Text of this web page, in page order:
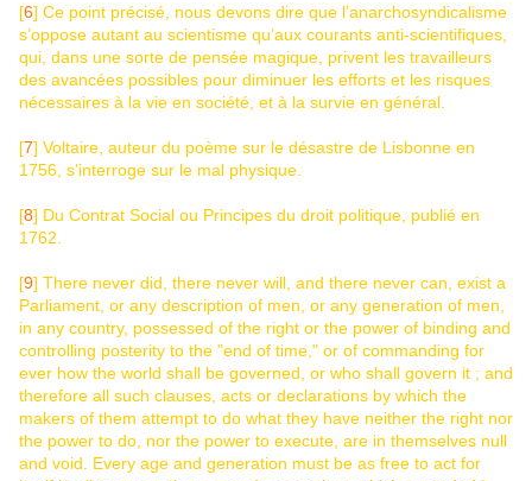
[6] Ce point précisé, nous devons dire que l’anarchosyndicalisme
s’oppose autant au scientisme qu’aux courants anti-scientifiques,
qui, dans une sorte de pensée magique, privent les travailleurs
des avancées possibles pour diminuer les efforts et les risques
nécessaires à la vie en société, et à la survie en général.
[7] Voltaire, auteur du poème sur le désastre de Lisbonne en
1756, s’interroge sur le mal physique.
[8] Du Contrat Social ou Principes du droit politique, publié en
1762.
[9] There never did, there never will, and there never can, exist a
Parliament, or any description of men, or any generation of men,
in any country, possessed of the right or the power of binding and
controlling posterity to the "end of time," or of commanding for
ever how the world shall be governed, or who shall govern it ; and
therefore all such clauses, acts or declarations by which the
makers of them attempt to do what they have neither the right nor
the power to do, nor the power to execute, are in themselves null
and void. Every age and generation must be as free to act for